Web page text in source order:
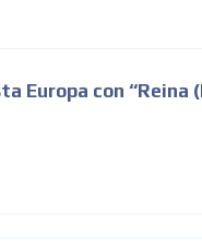
Europa con “Reina